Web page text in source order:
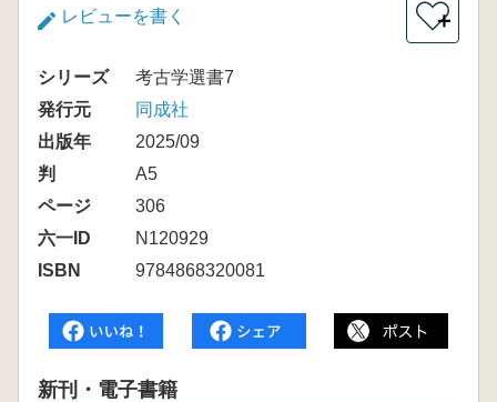
レビューを書く ＋
シリーズ
考古学選書7
発行元
同成社
出版年
2025/09
判
A5
ページ
306
六一ID
N120929
ISBN
9784868320081
新刊・電子書籍